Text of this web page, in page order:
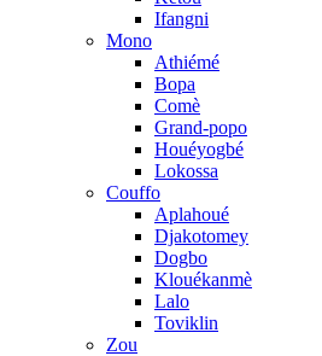
Ifangni
Mono
Athiémé
Bopa
Comè
Grand-popo
Houéyogbé
Lokossa
Couffo
Aplahoué
Djakotomey
Dogbo
Klouékanmè
Lalo
Toviklin
Zou